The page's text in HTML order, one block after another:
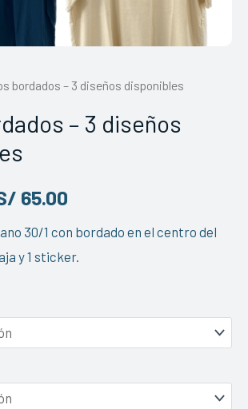
bordados – 3 diseños disponibles
– 3 diseños
65.00
30/1 con bordado en el centro del
y 1 sticker.